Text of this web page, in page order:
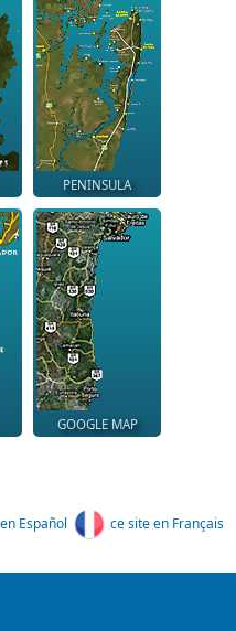
PENINSULA
GOOGLE MAP
Español ce site en Français